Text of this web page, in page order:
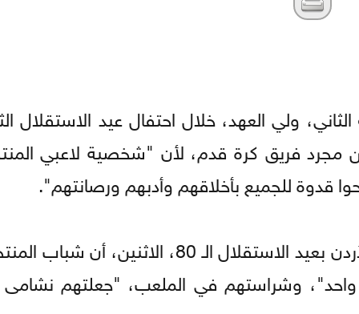
ولي العهد، خلال احتفال عيد الاستقلال
مجرد فريق كرة قدم، لأن "شخصية لاعبي
قدوة للجميع بأخلاقهم وأدبهم ورصانتهم".
وأضاف سموه، في كلمة تحفيزية في احتفال الأردن بعيد الاستقلال الـ
واحد"، وشراستهم في الملعب، "جعلتهم